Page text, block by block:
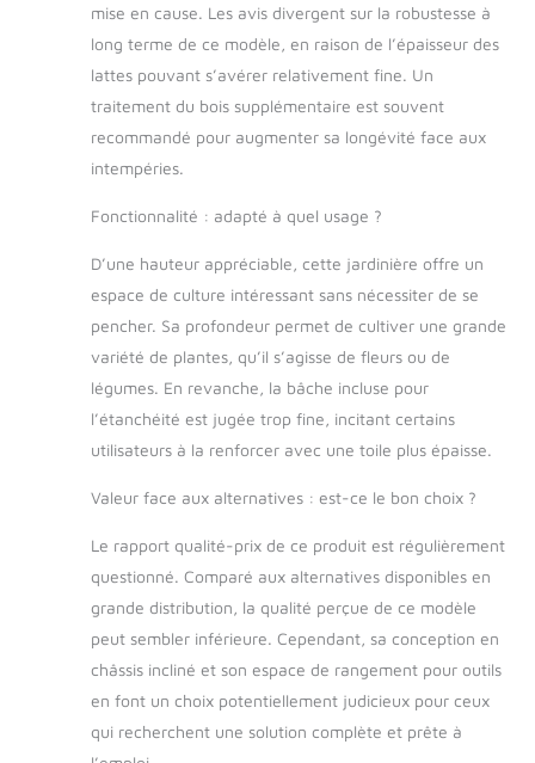
intégrée, gardez
outils et terreau à
portée de main, tout
en protégeant vos
intempéries avec la
inclus favorise une
faisant de ce potager
sur pied la solution
idéale pour les
jardiniers urbains. UN
BEAUTÉ ET
FONCTIONNALITÉ:
Découvrez le charme
jardiniere bois
votre espace
extérieur. Le bois de
pin imprégné résiste
assurant durabilité et
esthétique à votre
jardin. Que ce soit
comme bac a semis
mise en cause. Les avis divergent sur la robustesse à
long terme de ce modèle, en raison de l’épaisseur des
lattes pouvant s’avérer relativement fine. Un
traitement du bois supplémentaire est souvent
recommandé pour augmenter sa longévité face aux
intempéries.
Fonctionnalité : adapté à quel usage ?
D’une hauteur appréciable, cette jardinière offre un
espace de culture intéressant sans nécessiter de se
pencher. Sa profondeur permet de cultiver une grande
variété de plantes, qu’il s’agisse de fleurs ou de
légumes. En revanche, la bâche incluse pour
l’étanchéité est jugée trop fine, incitant certains
utilisateurs à la renforcer avec une toile plus épaisse.
Valeur face aux alternatives : est-ce le bon choix ?
Le rapport qualité-prix de ce produit est régulièrement
questionné. Comparé aux alternatives disponibles en
grande distribution, la qualité perçue de ce modèle
peut sembler inférieure. Cependant, sa conception en
châssis incliné et son espace de rangement pour outils
en font un choix potentiellement judicieux pour ceux
qui recherchent une solution complète et prête à